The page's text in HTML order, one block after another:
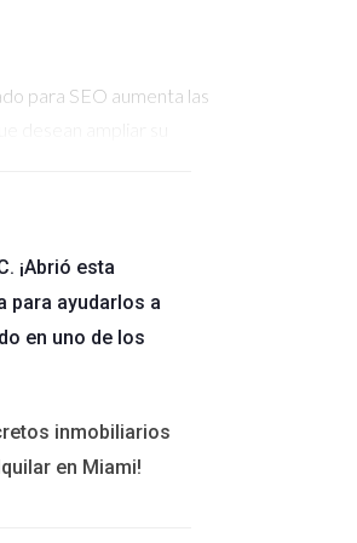
para SEO aumenta las
muestran hasta la
contenido que
de formalizar un
¡Abrió esta
para ayudarlos a
en uno de los
inmobiliarios
en Miami!